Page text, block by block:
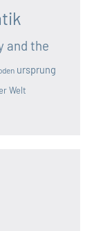
and the
ursprung
Welt